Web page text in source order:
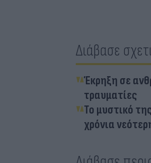
Διάβασε
Έκρηξη σε
τραυματίες
Το μυστικό
χρόνια